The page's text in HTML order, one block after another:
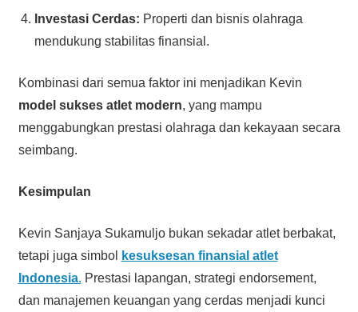
Investasi Cerdas: Properti dan bisnis olahraga
mendukung stabilitas finansial.
Kombinasi dari semua faktor ini menjadikan Kevin
model sukses atlet modern, yang mampu
menggabungkan prestasi olahraga dan kekayaan secara
seimbang.
Kesimpulan
Kevin Sanjaya Sukamuljo bukan sekadar atlet berbakat,
tetapi juga simbol
kesuksesan finansial atlet
Indonesia. Prestasi lapangan, strategi endorsement,
dan manajemen keuangan yang cerdas menjadi kunci